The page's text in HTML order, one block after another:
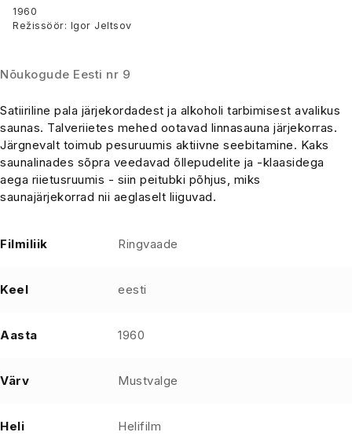
alkoholi tarbimisest
1960
Režissöör: Igor Jeltsov
Nõukogude Eesti nr 9
Satiiriline pala järjekordadest ja alkoholi tarbimisest avalikus
saunas. Talveriietes mehed ootavad linnasauna järjekorras.
Järgnevalt toimub pesuruumis aktiivne seebitamine. Kaks
saunalinades sõpra veedavad õllepudelite ja -klaasidega
aega riietusruumis - siin peitubki põhjus, miks
saunajärjekorrad nii aeglaselt liiguvad.
Filmiliik Ringvaade
Keel eesti
Aasta 1960
Värv Mustvalge
Heli Helifilm